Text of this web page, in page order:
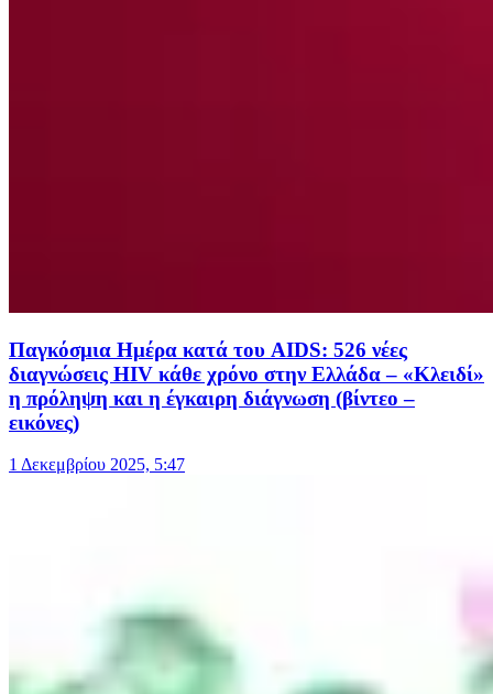
Παγκόσμια Ημέρα κατά του AIDS: 526 νέες
διαγνώσεις HIV κάθε χρόνο στην Ελλάδα – «Κλειδί»
η πρόληψη και η έγκαιρη διάγνωση (βίντεο –
εικόνες)
1 Δεκεμβρίου 2025, 5:47